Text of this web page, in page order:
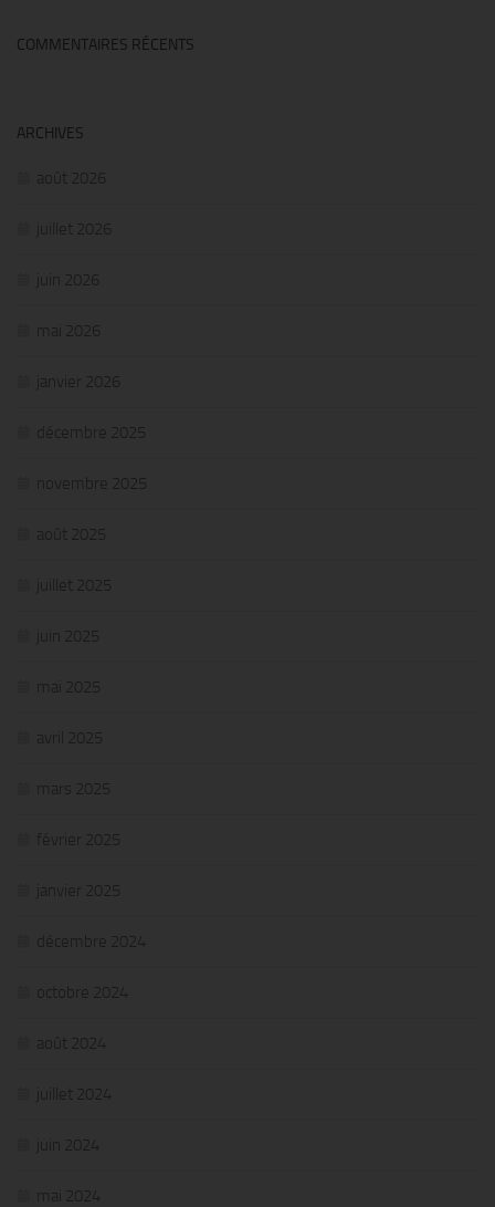
COMMENTAIRES RÉCENTS
ARCHIVES
août 2026
juillet 2026
juin 2026
mai 2026
janvier 2026
décembre 2025
novembre 2025
août 2025
juillet 2025
juin 2025
mai 2025
avril 2025
mars 2025
février 2025
janvier 2025
décembre 2024
octobre 2024
août 2024
juillet 2024
juin 2024
mai 2024